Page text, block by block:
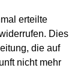
erteilte
Dies
die auf
nicht mehr